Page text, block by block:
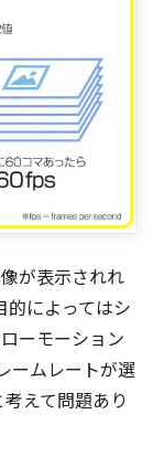
が表示されれ
的によってはシ
ーモーション
ームレートが選
えて問題あり